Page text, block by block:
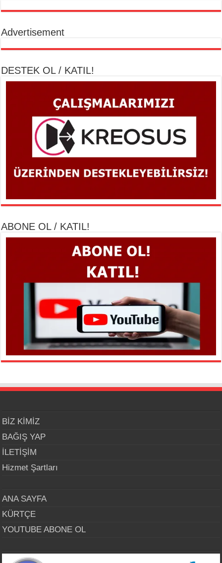
Advertisement
DESTEK OL / KATIL!
ABONE OL / KATIL!
BİZ KİMİZ
BAĞIŞ YAP
İLETİŞİM
Hizmet Şartları
ANA SAYFA
KÜRTÇE
YOUTUBE ABONE OL